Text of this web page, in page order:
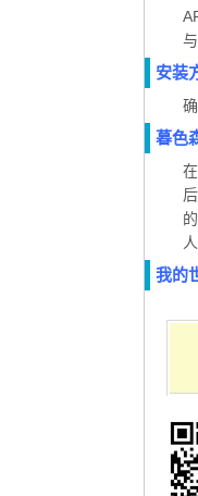
安装
暮色
我的